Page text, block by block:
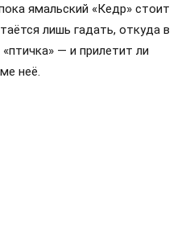
ямальский «Кедр» стоит
лишь гадать, откуда в
— и прилетит ли
неё.